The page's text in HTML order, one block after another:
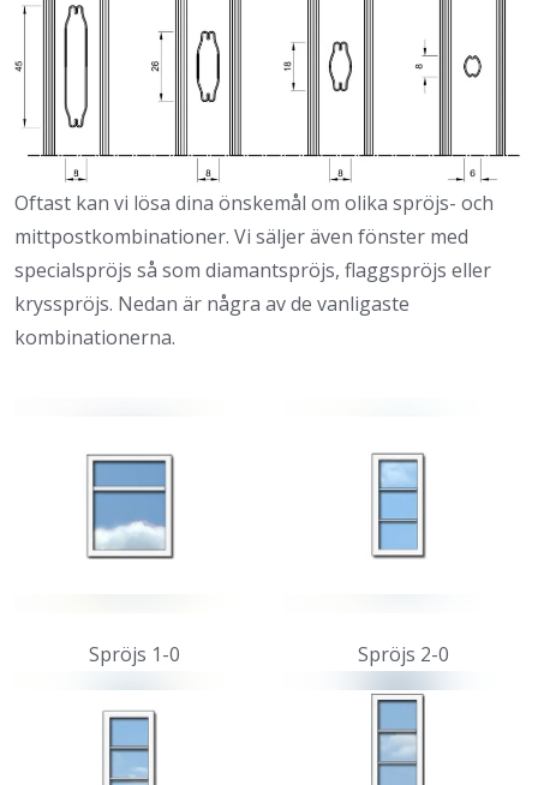
Oftast kan vi lösa dina önskemål om olika spröjs- och
mittpostkombinationer. Vi säljer även fönster med
specialspröjs så som diamantspröjs, flaggspröjs eller
krysspröjs. Nedan är några av de vanligaste
kombinationerna.
Spröjs 1-0 Spröjs 2-0